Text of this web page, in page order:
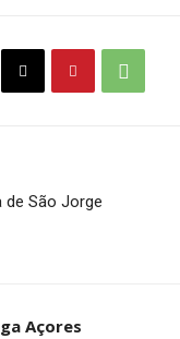
de São Jorge
Açores